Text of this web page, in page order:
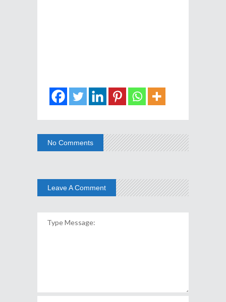
No Comments
Leave A Comment